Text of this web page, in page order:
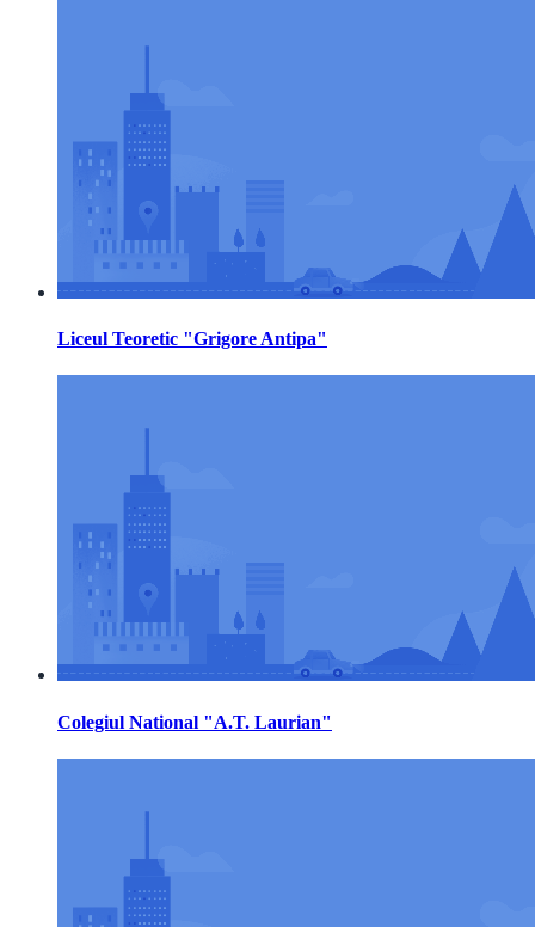
Liceul Teoretic "Grigore Antipa"
Colegiul National "A.T. Laurian"